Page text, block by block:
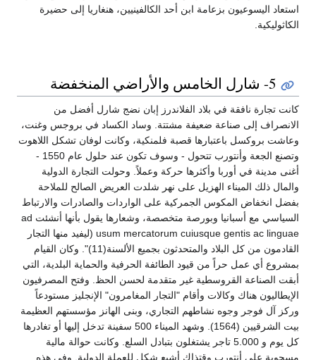
استعاد اليسوعيون بزعامة ابن أحد الكالفينيين، هنغاريا إلى حضيرة
الكاثوليكية.
5- شارل الخامس والأراضي المنخفضة
كانت تجارة نافقة في بلاد الفلاندرز إبان نضج شارل أفضل من
الانصراف إلى صناعة ضعيفة مشتتة. وساد الكساد في بروجس وغنت،
وعاشت بروكسل باعتبارها قصبة فلمنكية، وكانت لوفان تشكل اللاهوت
وتصنع الجعة وأنتورب تتحول - وسوف تكون عند حلول عام 1550 -
أغنى مدينة في أوربا وأكثرها حركة وعملاً. وحولت التجارة الدولية
والمال ذلك الميناء الهزيل على نهر شلدت العريض الصالح للملاحة
بفضل انخفاض المكوس الجمركية على الواردات والصادرات والارتباط
السياسي مع أسبانيا وبورصة متخصصة، وشعارها يقول بأنها أنشئت ad
usum mercatorum cuiusque gentis ac linguae (ليفيد منها التجار
القادمون من كل البلاد والمتحدثون بجميع الألسنة(11)". وكان القيام
بمشروع أي عمل حراً من قيود الطائفة الحرفية والحماية البلدية، التي
أبقت الصناعة القروسطية غير متقدمة لحسن الحظ. وفتح المصرفيون
الإيطاليون هناك وكالات وأقام "التجار المغامرون" الإنجليز مستودعاً
وركز آل فوجر وجوه نشاطهم التجاري، وبنى الهانز مؤسستهم العظيمة
بيت الشرقيين (1564). وشهد الميناء 500 سفينة تدخل إليها أو تغادرها
كل يوم و 5.000 تاجر يشتغلون بتبادل السلع. وكانت حوالة مالية
مسحوبة على أنتورب وقتذاك أشيع شكل للعملة الدولية. وفي هذه